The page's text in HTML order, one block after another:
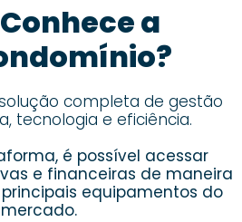
a
completa de gestão
tecnologia e eficiência.
é possível acessar
e financeiras de maneira
equipamentos do
mercado.